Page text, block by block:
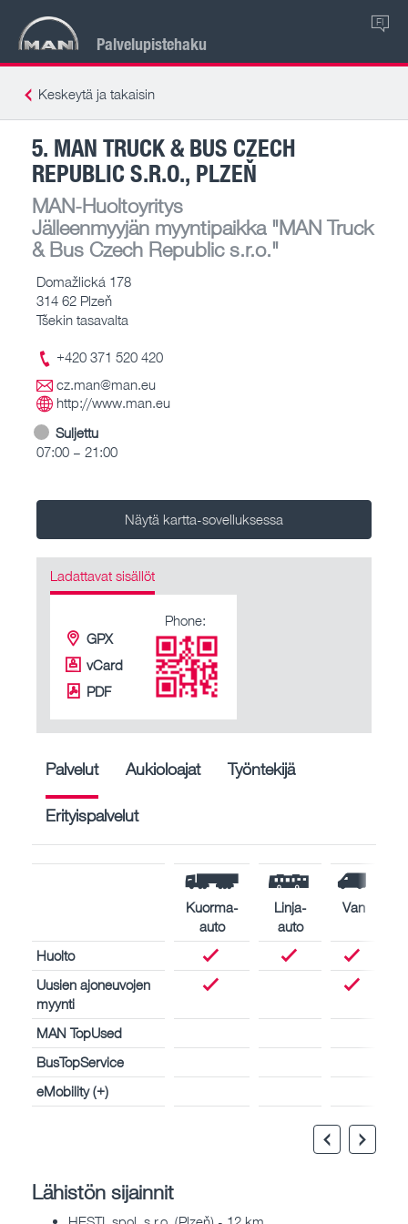
Palvelupistehaku
FI
Keskeytä ja takaisin
5. MAN TRUCK & BUS CZECH
REPUBLIC S.R.O., PLZEŇ
MAN-Huoltoyritys
Jälleenmyyjän myyntipaikka"MAN Truck
& Bus Czech Republic s.r.o."
Domažlická 178
314 62 Plzeň
Tšekin tasavalta
+420 371 520 420
cz.man@man.eu
http://www.man.eu
Suljettu
07:00 – 21:00
Näytä kartta-sovelluksessa
Ladattavat sisällöt
GPX
vCard
PDF
Phone:
Palvelut Aukioloajat Työntekijä
Erityispalvelut
Kuorma-
auto
Linja-
auto
Van
Huolto
Uusien ajoneuvojen
myynti
MAN TopUsed
BusTopService
eMobility (+)
Lähistön sijainnit